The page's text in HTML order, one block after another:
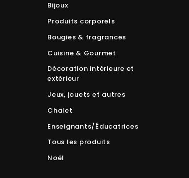
Bijoux
Produits corporels
Bougies & fragrances
Cuisine & Gourmet
Décoration intérieure et
extérieur
Jeux, jouets et autres
Chalet
Enseignants/Éducatrices
Tous les produits
Noël